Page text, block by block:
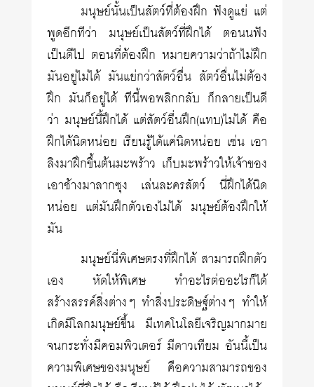
มนุษย์นั้นเป็นสัตว์ที่ต้องฝึก ฟังดูแย่ แต่
พูดอีกทีว่า มนุษย์เป็นสัตว์ที่ฝึกได้ ตอนนฟัง
เป็นดีไป ตอนที่ต้องฝึก หมายความว่าถ้าไม่ฝึก
มันอยู่ไม่ได้ มันแย่กว่าสัตว์อื่น สัตว์อื่นไม่ต้อง
ฝึก มันก็อยู่ได้ ทีนี้พอพลิกกลับ ก็กลายเป็นดี
ว่า มนุษย์นี้ฝึกได้ แต่สัตว์อื่นฝึก(แทบ)ไม่ได้ คือ
ฝึกได้นิดหน่อย เรียนรู้ได้แค่นิดหน่อย เช่น เอา
ลิงมาฝึกขึ้นต้นมะพร้าว เก็บมะพร้าวให้เจ้าของ
เอาช้างมาลากซุง เล่นละครสัตว์ นี่ฝึกได้นิด
หน่อย แต่มันฝึกตัวเองไม่ได้ มนุษย์ต้องฝึกให้
มัน
มนุษย์นี่พิเศษตรงที่ฝึกได้ สามารถฝึกตัว
เอง หัดให้พิเศษ ทำอะไรต่ออะไรก็ได้
สร้างสรรค์สิ่งต่างๆ ทำสิ่งประดิษฐ์ต่างๆ ทำให้
เกิดมีโลกมนุษย์ขึ้น มีเทคโนโลยีเจริญมากมาย
จนกระทั่งมีคอมพิวเตอร์ มีดาวเทียม อันนี้เป็น
ความพิเศษของมนุษย์ คือความสามารถของ